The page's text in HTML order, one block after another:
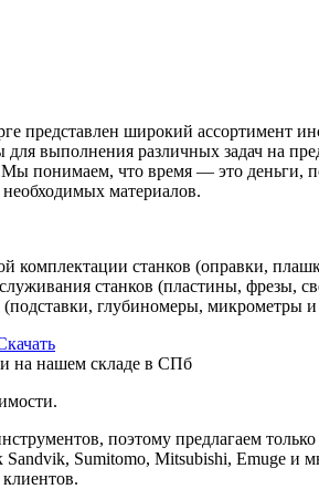
представлен широкий ассортимент
выполнения различных задач на
понимаем, что время — это деньги,
материалов.
комплектации станков (оправки,
станков (пластины, фрезы,
глубиномеры, микрометры
на нашем складе в СПб
поэтому предлагаем
Sandvik, Sumitomo, Mitsubishi, Emuge